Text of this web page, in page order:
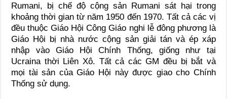
Rumani, bị chế độ cộng sản Rumani sát hại trong
khoảng thời gian từ năm 1950 đến 1970. Tất cả các vị
đều thuộc Giáo Hội Công Giáo nghi lễ đông phương là
Giáo Hội bị nhà nước cộng sản giải tán và ép xáp
nhập vào Giáo Hội Chính Thống, giống như tại
Ucraina thời Liên Xô. Tất cả các GM đều bị bắt và
mọi tài sản của Giáo Hội này được giao cho Chính
Thống sử dụng.